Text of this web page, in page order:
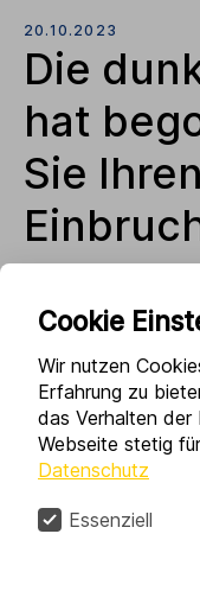
20.10.2023
Die
hat
Sie Ihren
Die Tage sind
für die meisten
Jahreszeit.
herbstlichen
Dunkelheit
Cookie
Wir nutzen
Erfahrung zu
das Verhalten der
Webseite stetig
Datenschutz
Essenziell